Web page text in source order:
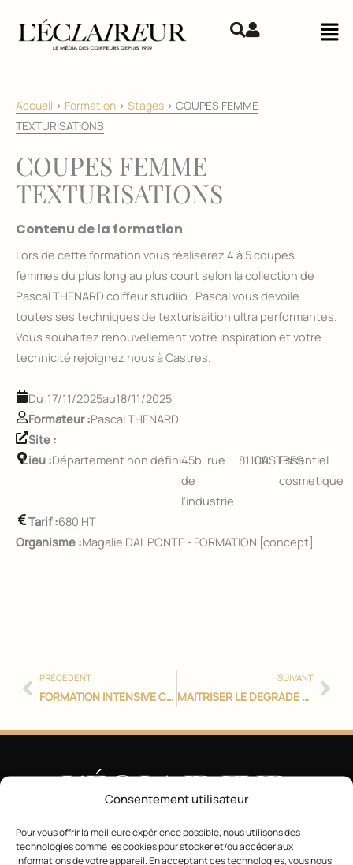
Consentement utilisateur
Pour vous offrir la meilleure expérience possible, nous utilisons des
technologies comme les cookies pour stocker et/ou accéder aux
informations de votre appareil. En acceptant ces technologies, vous nous
Accueil > Formation > Stages > COUPES FEMME
TEXTURISATIONS
COUPES FEMME
TEXTURISATIONS
Contenu de la formation
Lors de cette formation vous réaliserez 4 à 5 coupes
femmes du plus long au plus court selon la collection de
Pascal THENARD coiffeur studiio . Pascal vous devoile
toutes ses techniques de texturisaition ultra performantes.
Vous souhaitez renouvellement votre inspiration et votre
technicité rejoignez nous à Castres.
17/11/2025au18/11/2025
Formateur :Pascal THENARD
Site :
Lieu :Département non défini45b, rue
de
l'industrie
81100CASTRESEssentiel
cosmetique
Tarif :680 HT
Organisme :Magalie DAL PONTE - FORMATION [concept]
PRÉCÉDENT
FORMATION INTENSIVE COIFFURE
SUIVANT
MAITRISER LE DEGRADE AMERICAIN et COUPES TENDANCES HOMME.
Magazine